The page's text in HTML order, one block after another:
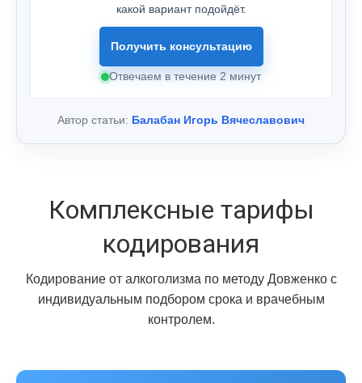
какой вариант подойдёт.
Получить консультацию
Отвечаем в течение 2 минут
Автор статьи: Балабан Игорь Вячеславович
Комплексные тарифы
кодирования
Кодирование от алкоголизма по методу Довженко с
индивидуальным подбором срока и врачебным
контролем.